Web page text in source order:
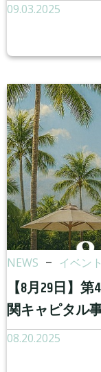
09.03.2025
NEWS – イベン
【8月29日】
関キャピタル
08.20.2025